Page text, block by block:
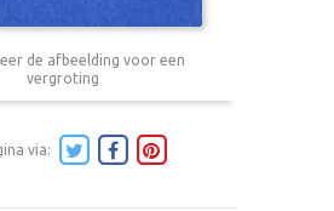
de afbeelding voor een
vergroting
via: